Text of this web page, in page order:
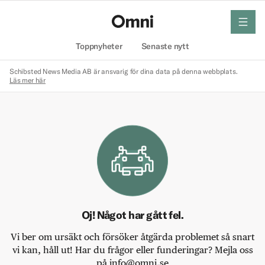
Toppnyheter Senaste nytt
meny
Schibsted News Media AB är ansvarig för dina data på denna webbplats.
Läs mer här
Oj! Något har gått fel.
Vi ber om ursäkt och försöker åtgärda problemet så snart
vi kan, håll ut! Har du frågor eller funderingar? Mejla oss